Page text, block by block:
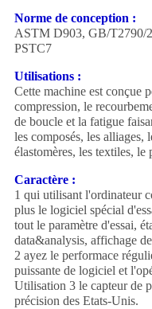
Norme de conception :
ASTM D903, GB/T2790/
PSTC7
Utilisations :
Cette machine est conçue
compression, le
de boucle et la fatigue
les composés, les alliages,
élastomères, les textiles,
Caractère :
1 qui utilisant l'ordinateur
plus le logiciel spécial
tout le paramètre d'essai,
data&analysis, affichage
2 ayez le performace
puissante de logiciel et
Utilisation 3 le capteur de
précision des Etats-Unis.